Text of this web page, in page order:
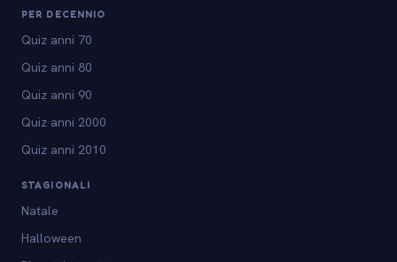
PER DECENNIO
Quiz anni 70
Quiz anni 80
Quiz anni 90
Quiz anni 2000
Quiz anni 2010
STAGIONALI
Natale
Halloween